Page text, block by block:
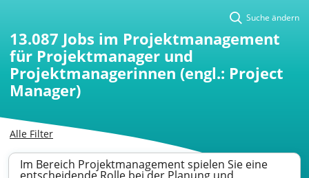
Alle Filter
Suche ändern
13.087 Jobs im Projektmanagement
für Projektmanager und
Projektmanagerinnen (engl.: Project
Manager)
Im Bereich Projektmanagement spielen Sie eine